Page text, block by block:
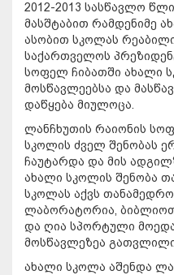
2012-2013 სასწავლო
მასშტაბით რამდენიმე
ასობით სკოლას
საქართველოს
სოფელ ჩიბათში ახალი
მოსწავლეებსა და
დაწყება მიულოცა.
ლანჩხუთის რაიონის
სკოლის ძველ შენობას
ჩაუტარდა და მის
ახალი სკოლის შენობა
სკოლას აქვს
ლაბორატორია,
და ღია სპორტული
მოსწავლეზეა
ახალი სკოლა აშენდა